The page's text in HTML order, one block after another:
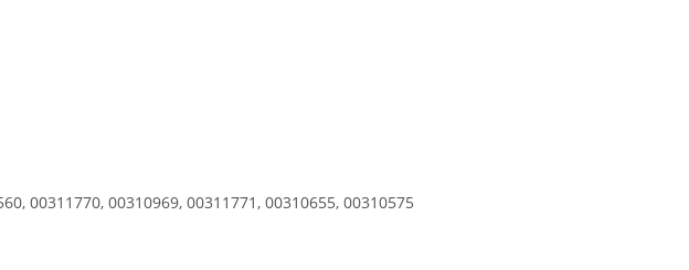
00311770, 00310969, 00311771, 00310655, 00310575